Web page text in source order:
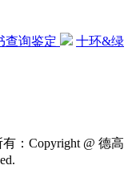
查询鉴定
十环&绿
：Copyright @ 德高